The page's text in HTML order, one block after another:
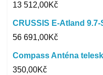
13 512,00Kč
CRUSSIS E-Atland
56 691,00Kč
Compass Anténa
350,00Kč